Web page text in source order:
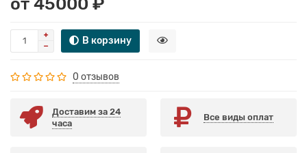
В корзину
0 отзывов
Доставим за 24
часа
Все виды оплат